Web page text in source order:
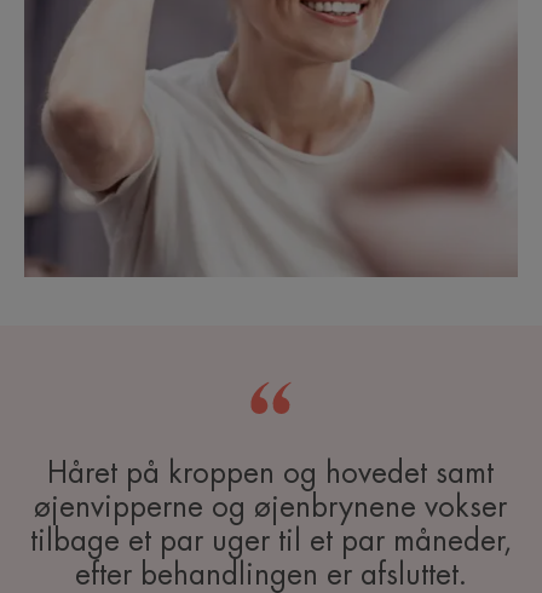
Håret på kroppen og hovedet samt
øjenvipperne og øjenbrynene vokser
tilbage et par uger til et par måneder,
efter behandlingen er afsluttet.